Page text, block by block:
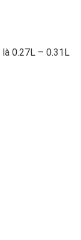
0.27L – 0.31L